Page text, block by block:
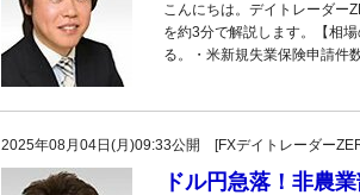
こんにちは。デイトレーダー
を約3分で解説します。【相
る。・米新規失業保険申請
2025年08月04日(月)09:33公開 [FXデイトレーダー
ドル円急落！非農